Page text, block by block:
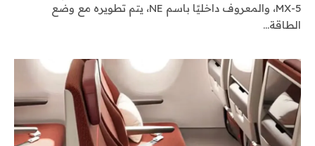
MX-5، والمعروف داخليًا باسم NE، يتم تطويره مع وضع
الطاقة…